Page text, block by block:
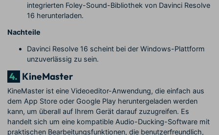
integrierten Foley-Sound-Bibliothek von Davinci Resolve
16 herunterladen.
Nachteile
Davinci Resolve 16 scheint bei der Windows-Plattform
unzuverlässig zu sein.
4. KineMaster
KineMaster ist eine Videoeditor-Anwendung, die einfach aus
dem App Store oder Google Play heruntergeladen werden
kann, um überall auf Ihrem Gerät darauf zuzugreifen. Es
handelt sich um eine kompatible Audio-Ducking-Software mit
praktischen Bearbeitungsfunktionen, die benutzerfreundlich,